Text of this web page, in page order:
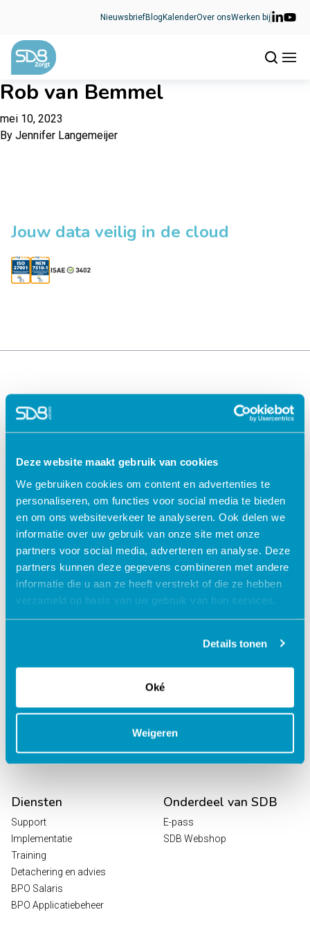
Deze website maakt gebruik van cookies
We gebruiken cookies om content en advertenties te
personaliseren, om functies voor social media te bieden
en om ons websiteverkeer te analyseren. Ook delen we
informatie over uw gebruik van onze site met onze
partners voor social media, adverteren en analyse. Deze
partners kunnen deze gegevens combineren met andere
informatie die u aan ze heeft verstrekt of die ze hebben
verzameld op basis van uw gebruik van hun services.
Details tonen
Oké
Weigeren
NieuwsbriefBlog KalenderOver onsWerken bij
Rob van Bemmel
mei 10, 2023
By Jennifer Langemeijer
Jouw data veilig in de cloud
Oplossingen voor de
zorg
ECD Gehandicaptenzorg
ECD Ouderenzorg
ECD Jeugdzorg
EPD Geestelijke
Digitale Zorg
Vrijwilligersportaal
Oplossingen voor de
kinderopvang
Kind Informatie Systeem
Roosterplanning
Oudercommunicatie
HR / Salaris
Octopus
Diensten
Support
Implementatie
Training
Detachering en advies
BPO Salaris
BPO Applicatiebeheer
Onderdeel van SDB
E-pass
SDB Webshop